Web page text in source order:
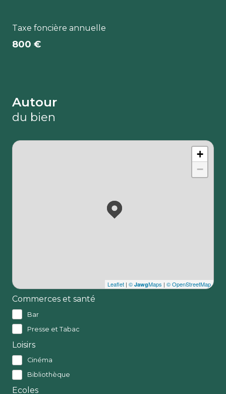
Taxe foncière annuelle
800 €
Autour
du bien
+
−
Leaflet | © JawgMaps | © OpenStreetMap
Commerces et santé
Bar
Presse et Tabac
Loisirs
Cinéma
Bibliothèque
Ecoles